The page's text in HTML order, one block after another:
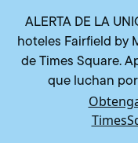
ALERTA DE LA
hoteles Fairfield by
de Times Square.
que luchan